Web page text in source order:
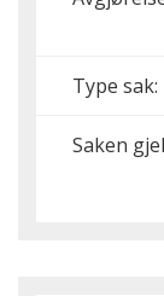
Type sak:
Saken